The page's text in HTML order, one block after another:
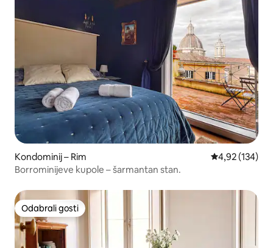
Kondominij – Rim Prosječna
4,92 (134)
Borrominijeve kupole – šarmantan stan.
Odabrali gosti
Odabrali gosti